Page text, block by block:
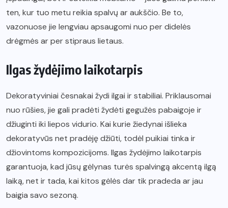
ten, kur tuo metu reikia spalvų ar aukščio. Be to,
vazonuose jie lengviau apsaugomi nuo per didelės
drėgmės ar per stipraus lietaus.
Ilgas žydėjimo laikotarpis
Dekoratyviniai česnakai žydi ilgai ir stabiliai. Priklausomai
nuo rūšies, jie gali pradėti žydėti gegužės pabaigoje ir
džiuginti iki liepos vidurio. Kai kurie žiedynai išlieka
dekoratyvūs net pradėję džiūti, todėl puikiai tinka ir
džiovintoms kompozicijoms. Ilgas žydėjimo laikotarpis
garantuoja, kad jūsų gėlynas turės spalvingą akcentą ilgą
laiką, net ir tada, kai kitos gėlės dar tik pradeda ar jau
baigia savo sezoną.